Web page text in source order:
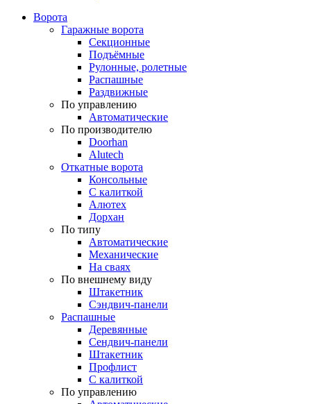
Ворота
Гаражные ворота
Секционные
Подъёмные
Рулонные, ролетные
Распашные
Раздвижные
По управлению
Автоматические
По производителю
Doorhan
Alutech
Откатные ворота
Консольные
С калиткой
Алютех
Дорхан
По типу
Автоматические
Механические
На сваях
По внешнему виду
Штакетник
Сэндвич-панели
Распашные
Деревянные
Сендвич-панели
Штакетник
Профлист
С калиткой
По управлению